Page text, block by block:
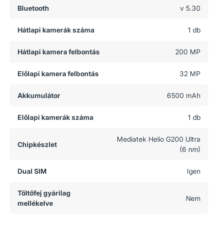
Bluetooth v 5.30
Hátlapi kamerák száma 1 db
Hátlapi kamera felbontás 200 MP
Előlapi kamera felbontás 32 MP
Akkumulátor 6500 mAh
Előlapi kamerák száma 1 db
Chipkészlet
Mediatek Helio G200 Ultra
(6 nm)
Dual SIM Igen
Töltőfej gyárilag
mellékelve
Nem